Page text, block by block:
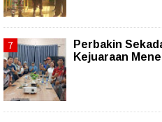
Perbakin
Kejuaraan